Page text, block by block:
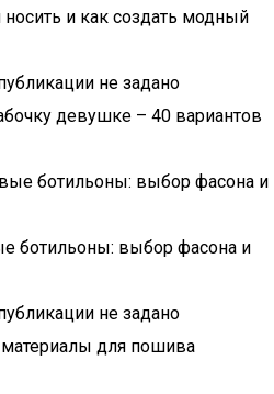
и как создать модный
девушке – 40 вариантов
ботильоны: выбор фасона и
для пошива